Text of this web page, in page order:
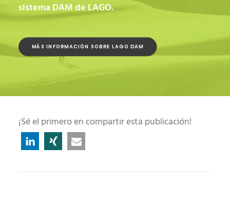
sistema DAM de LAGO.
MÁS INFORMACIÓN SOBRE LAGO DAM
¡Sé el primero en compartir esta publicación!